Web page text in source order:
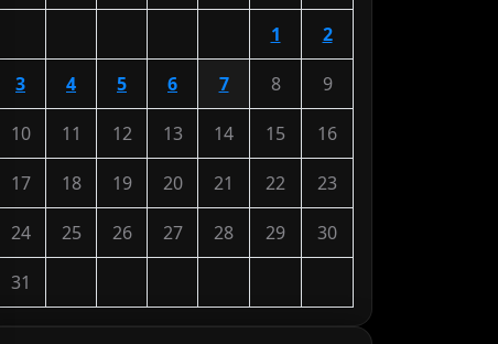
1 2
3 4 5 6 7 8 9
10 11 12 13 14 15 16
17 18 19 20 21 22 23
24 25 26 27 28 29 30
31